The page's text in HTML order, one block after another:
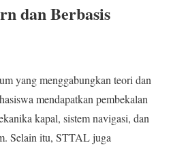
dan Berbasis
yang menggabungkan teori dan
mendapatkan pembekalan
kapal, sistem navigasi, dan
Selain itu, STTAL juga